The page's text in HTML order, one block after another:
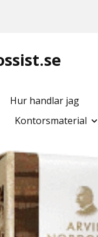
Hur handlar jag
Kontorsmaterial